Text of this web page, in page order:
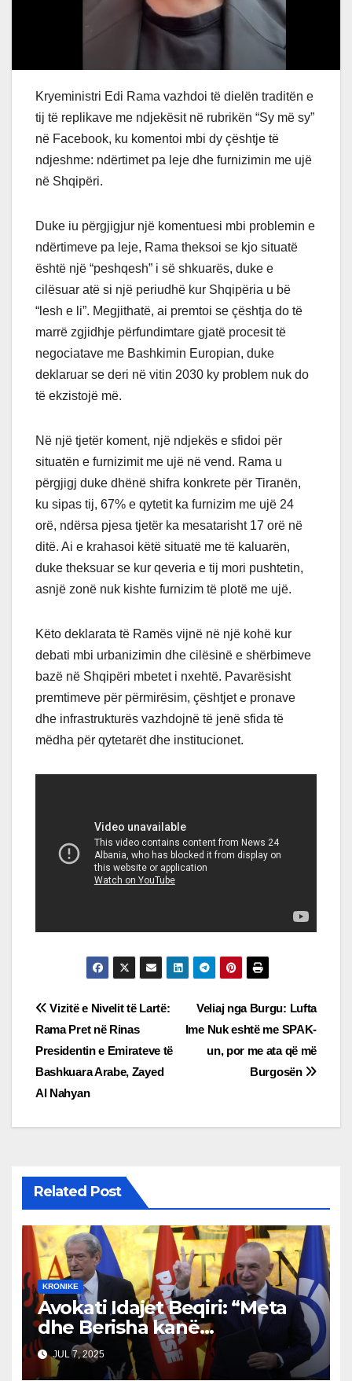
Kryeministri Edi Rama vazhdoi të dielën traditën e
tij të replikave me ndjekësit në rubrikën “Sy më sy”
në Facebook, ku komentoi mbi dy çështje të
ndjeshme: ndërtimet pa leje dhe furnizimin me ujë
në Shqipëri.
Duke iu përgjigjur një komentuesi mbi problemin e
ndërtimeve pa leje, Rama theksoi se kjo situatë
është një “peshqesh” i së shkuarës, duke e
cilësuar atë si një periudhë kur Shqipëria u bë
“lesh e li”. Megjithatë, ai premtoi se çështja do të
marrë zgjidhje përfundimtare gjatë procesit të
negociatave me Bashkimin Europian, duke
deklaruar se deri në vitin 2030 ky problem nuk do
të ekzistojë më.
Në një tjetër koment, një ndjekës e sfidoi për
situatën e furnizimit me ujë në vend. Rama u
përgjigj duke dhënë shifra konkrete për Tiranën,
ku sipas tij, 67% e qytetit ka furnizim me ujë 24
orë, ndërsa pjesa tjetër ka mesatarisht 17 orë në
ditë. Ai e krahasoi këtë situatë me të kaluarën,
duke theksuar se kur qeveria e tij mori pushtetin,
asnjë zonë nuk kishte furnizim të plotë me ujë.
Këto deklarata të Ramës vijnë në një kohë kur
debati mbi urbanizimin dhe cilësinë e shërbimeve
bazë në Shqipëri mbetet i nxehtë. Pavarësisht
premtimeve për përmirësim, çështjet e pronave
dhe infrastrukturës vazhdojnë të jenë sfida të
mëdha për qytetarët dhe institucionet.
Post
navigation
Veliaj nga Burgu: Lufta
Ime Nuk eshtë me SPAK-
un, por me ata që më
Burgosën
Vizitë e Nivelit të Lartë:
Rama Pret në Rinas
Presidentin e Emirateve të
Bashkuara Arabe, Zayed
Al Nahyan
Related Post
KRONIKE
Avokati Idajet Beqiri: “Meta
dhe Berisha kanë
përvetësuar 200 miliardë
euro, kanë bërë batërdinë në
JUL 7, 2025